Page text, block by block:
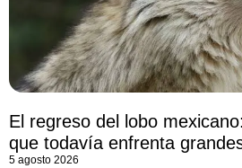
El regreso del lobo
que todavía enfrenta
5 agosto 2026